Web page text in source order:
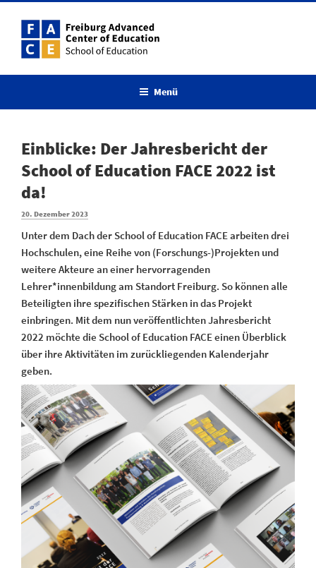
Inhalt
springen
Menü
Einblicke: Der Jahresbericht der
School of Education FACE 2022 ist
da!
Veröffentlicht
20. Dezember 2023
Unter dem Dach der School of Education FACE arbeiten drei
Hochschulen, eine Reihe von (Forschungs-)Projekten und
weitere Akteure an einer hervorragenden
Lehrer*innenbildung am Standort Freiburg. So können alle
Beteiligten ihre spezifischen Stärken in das Projekt
einbringen. Mit dem nun veröffentlichten Jahresbericht
2022 möchte die School of Education FACE einen Überblick
über ihre Aktivitäten im zurückliegenden Kalenderjahr
geben.